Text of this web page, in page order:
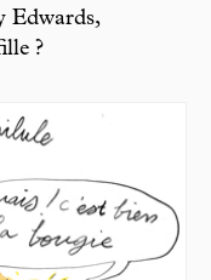
Edwards,
?